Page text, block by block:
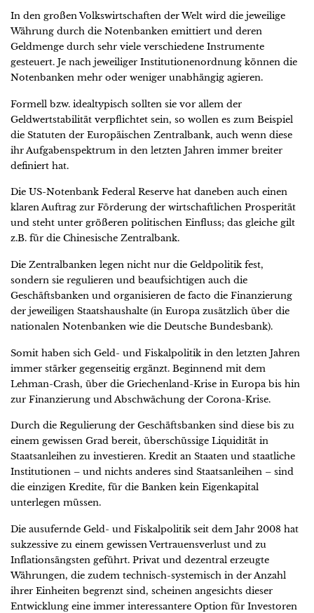
In den großen Volkswirtschaften der Welt wird die jeweilige
Währung durch die Notenbanken emittiert und deren
Geldmenge durch sehr viele verschiedene Instrumente
gesteuert. Je nach jeweiliger Institutionenordnung können die
Notenbanken mehr oder weniger unabhängig agieren.
Formell bzw. idealtypisch sollten sie vor allem der
Geldwertstabilität verpflichtet sein, so wollen es zum Beispiel
die Statuten der Europäischen Zentralbank, auch wenn diese
ihr Aufgabenspektrum in den letzten Jahren immer breiter
definiert hat.
Die US-Notenbank Federal Reserve hat daneben auch einen
klaren Auftrag zur Förderung der wirtschaftlichen Prosperität
und steht unter größeren politischen Einfluss; das gleiche gilt
z.B. für die Chinesische Zentralbank.
Die Zentralbanken legen nicht nur die Geldpolitik fest,
sondern sie regulieren und beaufsichtigen auch die
Geschäftsbanken und organisieren de facto die Finanzierung
der jeweiligen Staatshaushalte (in Europa zusätzlich über die
nationalen Notenbanken wie die Deutsche Bundesbank).
Somit haben sich Geld- und Fiskalpolitik in den letzten Jahren
immer stärker gegenseitig ergänzt. Beginnend mit dem
Lehman-Crash, über die Griechenland-Krise in Europa bis hin
zur Finanzierung und Abschwächung der Corona-Krise.
Durch die Regulierung der Geschäftsbanken sind diese bis zu
einem gewissen Grad bereit, überschüssige Liquidität in
Staatsanleihen zu investieren. Kredit an Staaten und staatliche
Institutionen – und nichts anderes sind Staatsanleihen – sind
die einzigen Kredite, für die Banken kein Eigenkapital
unterlegen müssen.
Die ausufernde Geld- und Fiskalpolitik seit dem Jahr 2008 hat
sukzessive zu einem gewissen Vertrauensverlust und zu
Inflationsängsten geführt. Privat und dezentral erzeugte
Währungen, die zudem technisch-systemisch in der Anzahl
ihrer Einheiten begrenzt sind, scheinen angesichts dieser
Entwicklung eine immer interessantere Option für Investoren